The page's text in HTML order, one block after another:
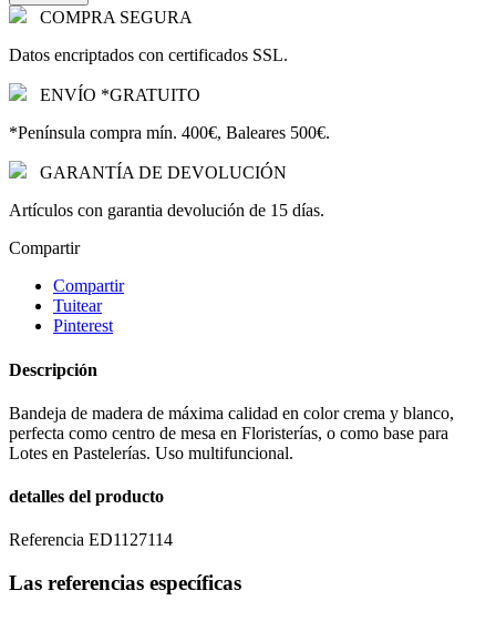
COMPRA SEGURA
Datos encriptados con certificados SSL.
ENVÍO *GRATUITO
*Península compra mín. 400€, Baleares 500€.
GARANTÍA DE DEVOLUCIÓN
Artículos con garantia devolución de 15 días.
Compartir
Compartir
Tuitear
Pinterest
Descripción
Bandeja de madera de máxima calidad en color crema y blanco,
perfecta como centro de mesa en Floristerías, o como base para
Lotes en Pastelerías. Uso multifuncional.
detalles del producto
Referencia ED1127114
Las referencias específicas